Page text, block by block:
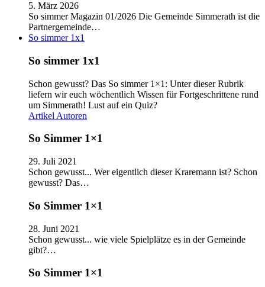
5. März 2026
So simmer Magazin 01/2026 Die Gemeinde Simmerath ist die
Partnergemeinde…
So simmer 1x1
So simmer 1x1
Schon gewusst? Das So simmer 1×1: Unter dieser Rubrik
liefern wir euch wöchentlich Wissen für Fortgeschrittene rund
um Simmerath! Lust auf ein Quiz?
Artikel Autoren
So Simmer 1×1
29. Juli 2021
Schon gewusst... Wer eigentlich dieser Kraremann ist? Schon
gewusst? Das…
So Simmer 1×1
28. Juni 2021
Schon gewusst... wie viele Spielplätze es in der Gemeinde
gibt?…
So Simmer 1×1